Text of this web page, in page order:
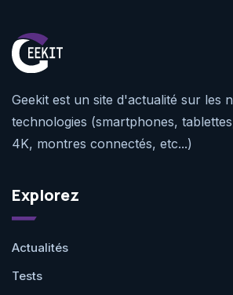
Geekit est un site d'actualité sur les
technologies (smartphones,
4K, montres connectés, etc...)
Explorez
Actualités
Tests